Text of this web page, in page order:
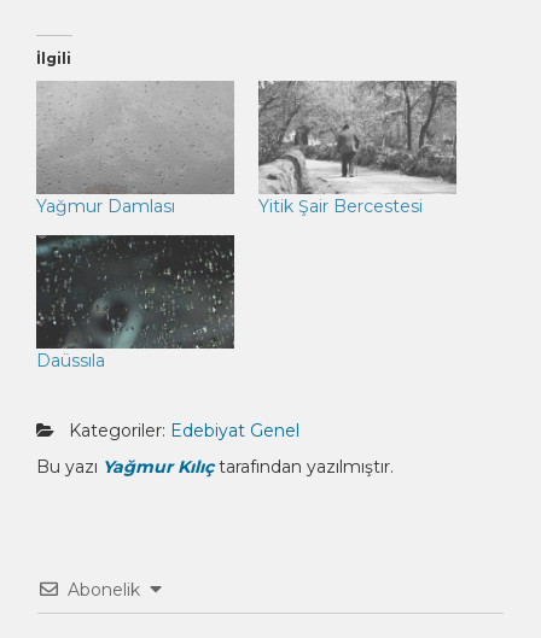
İlgili
Yağmur Damlası Yitik Şair Bercestesi
Daüssıla
Kategoriler: Edebiyat Genel
Bu yazı Yağmur Kılıçtarafından yazılmıştır.
Abonelik